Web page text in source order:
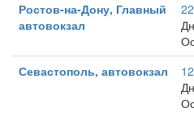
Ростов-на-Дону, Главный
автовокзал
Севастополь, автовокзал